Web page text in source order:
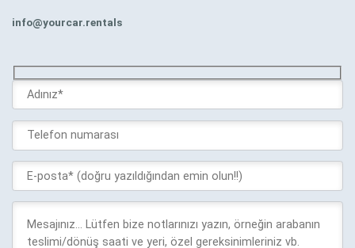
info@yourcar.rentals